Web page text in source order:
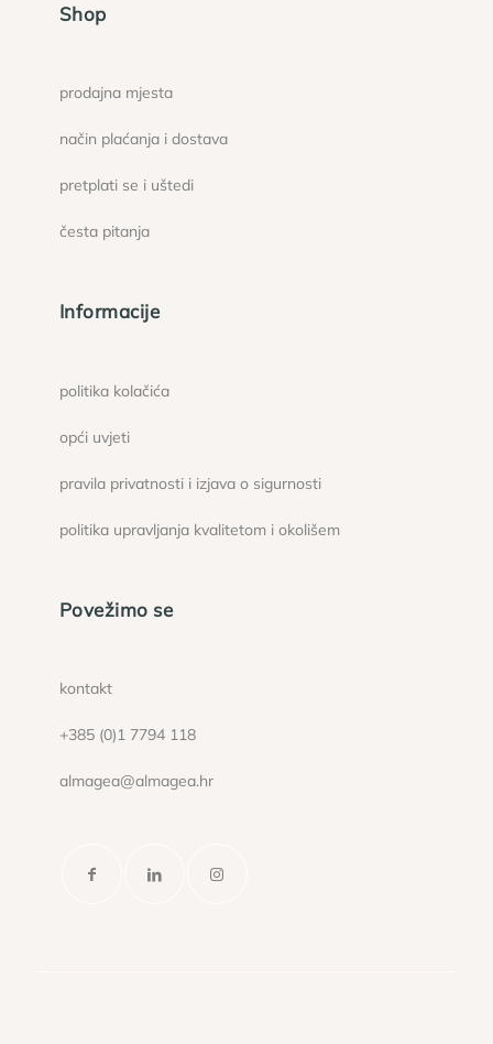
Shop
prodajna mjesta
način plaćanja i dostava
pretplati se i uštedi
česta pitanja
Informacije
politika kolačića
opći uvjeti
pravila privatnosti i izjava o sigurnosti
politika upravljanja kvalitetom i okolišem
Povežimo se
kontakt
+385 (0)1 7794 118
almagea@almagea.hr